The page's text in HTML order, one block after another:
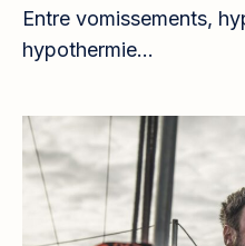
Entre vomissements,
hypothermie…